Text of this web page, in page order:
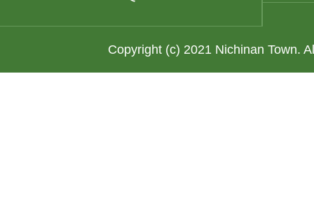
Copyright (c) 2021 Nichinan Town.